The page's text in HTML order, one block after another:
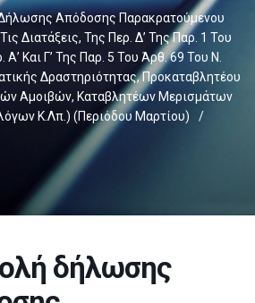
Απόδοσης Παρακρατούμενου
Διατάξεις, Της Περ. Δ’ Της Παρ. 1 Του
Και Γ’ Της Παρ. 5 Του Άρθ. 69 Του Ν.
Δραστηριότητας, Προκαταβλητέου
Αμοιβών, Καταβλητέων Μερισμάτων
Κ.λπ.) (περιόδου Μαρτίου)
/
δήλωσης